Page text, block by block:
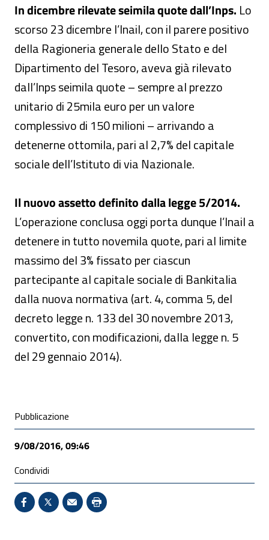
In dicembre rilevate seimila quote dall’Inps. Lo
scorso 23 dicembre l’Inail, con il parere positivo
della Ragioneria generale dello Stato e del
Dipartimento del Tesoro, aveva già rilevato
dall’Inps seimila quote – sempre al prezzo
unitario di 25mila euro per un valore
complessivo di 150 milioni – arrivando a
detenerne ottomila, pari al 2,7% del capitale
sociale dell’Istituto di via Nazionale.
Il nuovo assetto definito dalla legge 5/2014.
L’operazione conclusa oggi porta dunque l’Inail a
detenere in tutto novemila quote, pari al limite
massimo del 3% fissato per ciascun
partecipante al capitale sociale di Bankitalia
dalla nuova normativa (art. 4, comma 5, del
decreto legge n. 133 del 30 novembre 2013,
convertito, con modificazioni, dalla legge n. 5
del 29 gennaio 2014).
Condivisione social
Pubblicazione
9/08/2016, 09:46
Condividi
Condividi su Facebook - Sito esterno - Apertura in
X - Sito esterno - Apertura in nuova finestra
Invio Mail: apre il programma di posta
Stampa pagina: scelta meno